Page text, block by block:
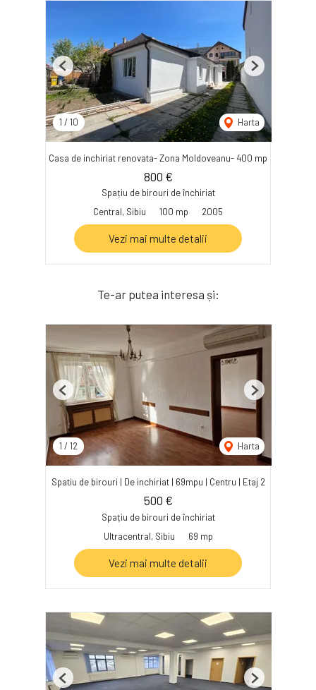
1 / 10 Harta
Previous Next
Casa de inchiriat renovata- Zona Moldoveanu- 400 mp
800 €
Spațiu de birouri de închiriat
Central, Sibiu
100 mp 2005
Vezi mai multe detalii
Te-ar putea interesa și:
1 / 12 Harta
Previous Next
Spatiu de birouri | De inchiriat | 69mpu | Centru | Etaj 2
500 €
Spațiu de birouri de închiriat
Ultracentral, Sibiu
69 mp
Vezi mai multe detalii
Previous Next